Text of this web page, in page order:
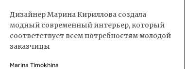
Дизайнер Марина Кириллова создала
модный современный интерьер, который
соответствует всем потребностям молодой
заказчицы
Marina Timokhina